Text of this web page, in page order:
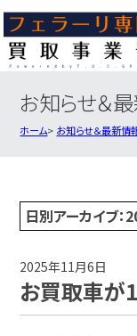
3ステップのカンタ
フェラーリ買取
お知らせ＆
ホーム お知らせ＆最新情
日別アーカイブ
2025年11月6日
お買取車が